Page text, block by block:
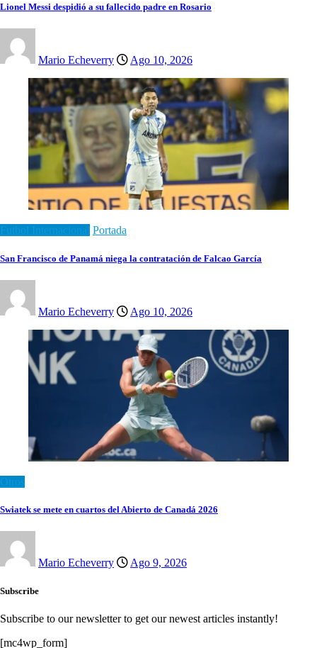
Lionel Messi despidió a su fallecido padre en Rosario
Mario Echeverry Ago 10, 2026
Portada
San Francisco de Panamá niega la contratación de Falcao García
Mario Echeverry Ago 10, 2026
Swiatek se mete en cuartos del Abierto de Canadá 2026
Mario Echeverry Ago 9, 2026
Subscribe
Subscribe to our newsletter to get our newest articles instantly!
[mc4wp_form]